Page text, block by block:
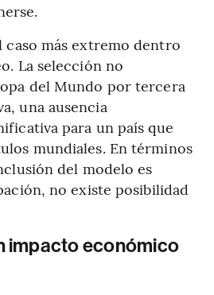
caso más extremo dentro
La selección no
del Mundo por tercera
una ausencia
para un país que
mundiales. En términos
del modelo es
no existe posibilidad
impacto económico